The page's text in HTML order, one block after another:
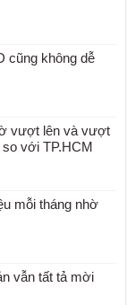
cũng không dễ
vượt lên và vượt
với TP.HCM
mỗi tháng nhờ
vẫn tất tả mời